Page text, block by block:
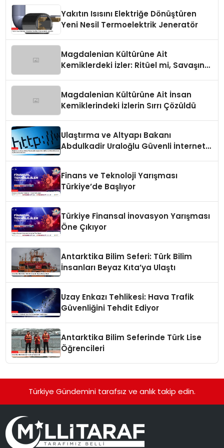
Yakıtın Isısını Elektriğe Dönüştüren
Yeni Nesil Termoelektrik Jeneratör
Magdalenian Kültürüne Ait
Kemiklerdeki İzler: Ritüel mi, Savaşın
Magdalenian Kültürüne Ait İnsan
Kemiklerindeki İzlerin Sırrı Çözüldü
Ulaştırma ve Altyapı Bakanı
Abdulkadir Uraloğlu Güvenli İnternet
Finans ve Teknoloji Yarışması
Türkiye’de Başlıyor
Türkiye Finansal İnovasyon Yarışması
Öne Çıkıyor
Antarktika Bilim Seferi: Türk Bilim
İnsanları Beyaz Kıta’ya Ulaştı
Uzay Enkazı Tehlikesi: Hava Trafik
Güvenliğini Tehdit Ediyor
Antarktika Bilim Seferinde Türk Lise
Öğrencileri
Türkiye Gündemini tarafsız ve anlık takip edin.